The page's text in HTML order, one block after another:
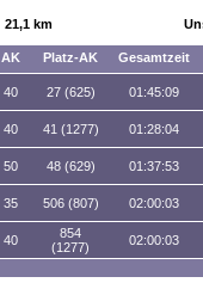
21,1 km
AK Platz-AK Gesamtzeit
40 27 (625) 01:45:09
40 41 (1277) 01:28:04
50 48 (629) 01:37:53
35 506 (807) 02:00:03
40
854
(1277)
02:00:03